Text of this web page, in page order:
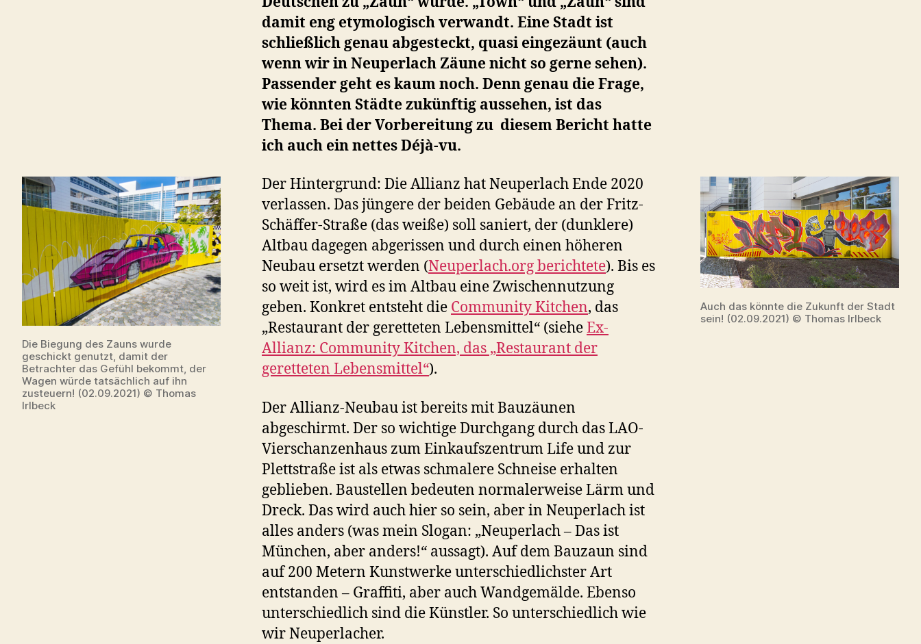
damit eng etymologisch verwandt. Eine Stadt ist
schließlich genau abgesteckt, quasi eingezäunt (auch
wenn wir in Neuperlach Zäune nicht so gerne sehen).
Passender geht es kaum noch. Denn genau die Frage,
wie könnten Städte zukünftig aussehen, ist das
Thema. Bei der Vorbereitung zu diesem Bericht hatte
ich auch ein nettes Déjà-vu.
Die Biegung des Zauns wurde
geschickt genutzt, damit der
Betrachter das Gefühl bekommt, der
Wagen würde tatsächlich auf ihn
zusteuern! (02.09.2021) © Thomas
Irlbeck
Auch das könnte die Zukunft der Stadt
sein! (02.09.2021) © Thomas Irlbeck
Der Hintergrund: Die Allianz hat Neuperlach Ende 2020
verlassen. Das jüngere der beiden Gebäude an der Fritz-
Schäffer-Straße (das weiße) soll saniert, der (dunklere)
Altbau dagegen abgerissen und durch einen höheren
Neubau ersetzt werden (Neuperlach.org berichtete). Bis es
so weit ist, wird es im Altbau eine Zwischennutzung
geben. Konkret entsteht die Community Kitchen, das
„Restaurant der geretteten Lebensmittel“ (sieheEx-
Allianz: Community Kitchen, das „Restaurant der
geretteten Lebensmittel“).
Der Allianz-Neubau ist bereits mit Bauzäunen
abgeschirmt. Der so wichtige Durchgang durch das LAO-
Vierschanzenhaus zum Einkaufszentrum Life und zur
Plettstraße ist als etwas schmalere Schneise erhalten
geblieben. Baustellen bedeuten normalerweise Lärm und
Dreck. Das wird auch hier so sein, aber in Neuperlach ist
alles anders (was mein Slogan: „Neuperlach – Das ist
München, aber anders!“ aussagt). Auf dem Bauzaun sind
auf 200 Metern Kunstwerke unterschiedlichster Art
entstanden – Graffiti, aber auch Wandgemälde. Ebenso
unterschiedlich sind die Künstler. So unterschiedlich wie
wir Neuperlacher.